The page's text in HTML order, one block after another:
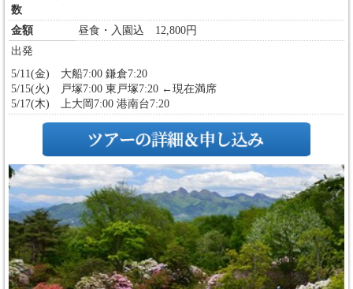
数
金額
昼食・入園込 12,800円
出発
5/11(金) 大船7:00 鎌倉7:20
5/15(火) 戸塚7:00 東戸塚7:20 ←現在満席
5/17(木) 上大岡7:00 港南台7:20